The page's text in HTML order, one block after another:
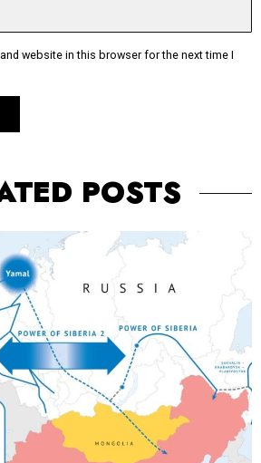
website in this browser for the next time I
POSTS